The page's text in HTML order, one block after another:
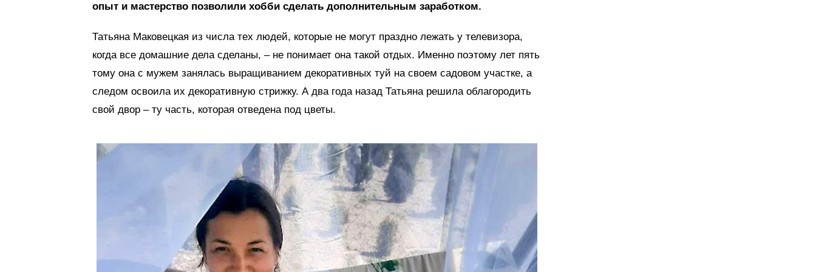
опыт и мастерство позволили хобби сделать дополнительным заработком.
Татьяна Маковецкая из числа тех людей, которые не могут праздно лежать у телевизора,
когда все домашние дела сделаны, – не понимает она такой отдых. Именно поэтому лет пять
тому она с мужем занялась выращиванием декоративных туй на своем садовом участке, а
следом освоила их декоративную стрижку. А два года назад Татьяна решила облагородить
свой двор – ту часть, которая отведена под цветы.